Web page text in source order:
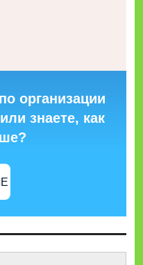
организации
знаете, как